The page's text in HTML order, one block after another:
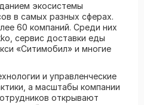
экосистемы
в самых разных сферах.
60 компаний. Среди них
сервис доставки еды
«Ситимобил» и многие
и управленческие
а масштабы компании
открывают